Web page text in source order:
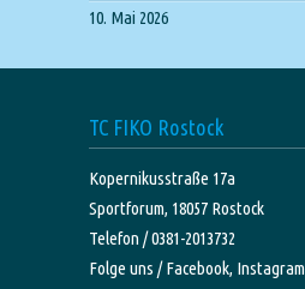
10. Mai 2026
TC FIKO Rostock
Kopernikusstraße 17a
Sportforum, 18057 Rostock
Telefon / 0381-2013732
Folge uns /Facebook, Instagram